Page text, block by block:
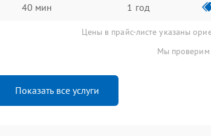
40 мин 1 год
Цены в прайс-листе указаны
Мы проверим
Показать все услуги